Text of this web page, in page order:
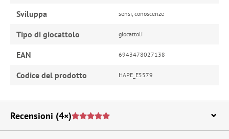
Sviluppa sensi, conoscenze
Tipo di giocattolo giocattoli
EAN 6943478027138
Codice del prodotto HAPE_E5579
Recensioni (4×)